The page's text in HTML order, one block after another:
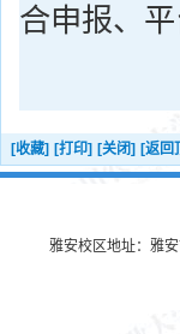
合申报、
[收藏] [打印] [关闭] [返回
雅安校区地址：雅